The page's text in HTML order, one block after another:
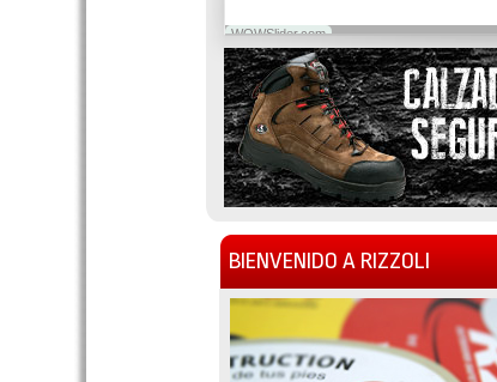
WOWSlider.com
BIENVENIDO A RIZZOLI